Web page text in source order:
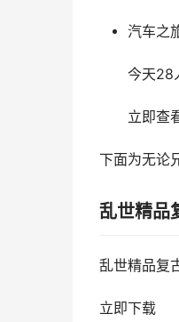
汽车之
今天28
立即查
下面为无论
乱世精品
乱世精品复
立即下载